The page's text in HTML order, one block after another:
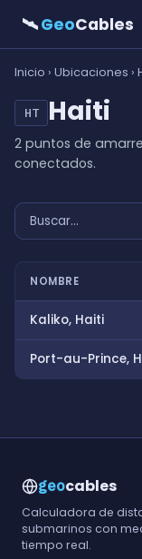
🛰GeoCables
Inicio › Ubicaciones ›
HT Haiti
2 puntos de
conectados.
NOMBRE
Kaliko, Haiti
Port-au-Prince,
geocables
Calculadora de
submarinos con
tiempo real.